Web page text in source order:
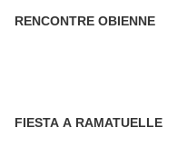
RENCONTRE OBIENNE
FIESTA A RAMATUELLE